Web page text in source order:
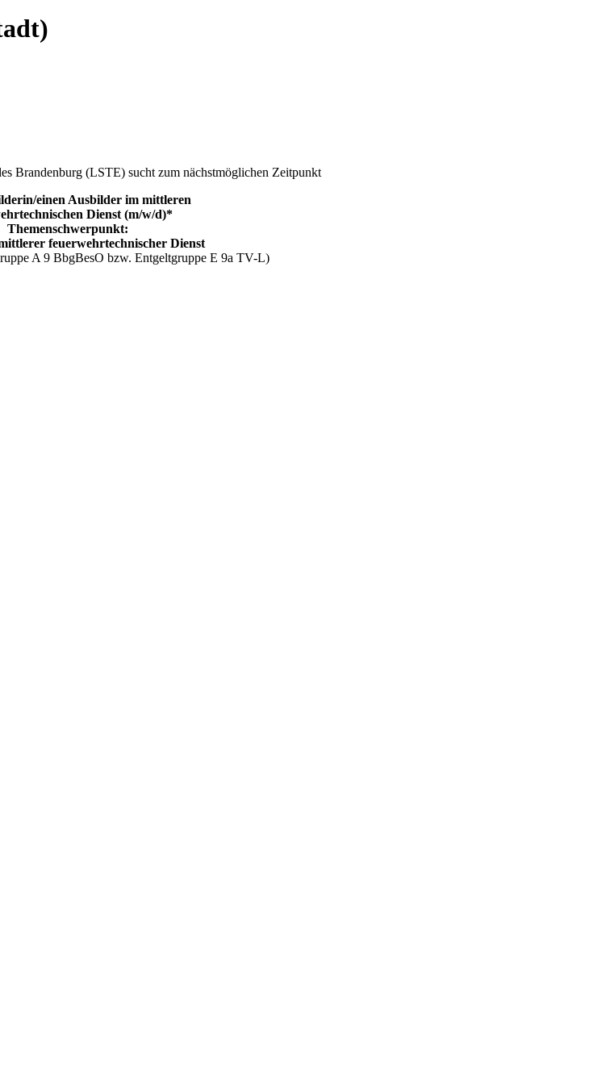
Brandenburg (LSTE) sucht zum nächstmöglichen Zeitpunkt
einen Ausbilder im mittleren
Dienst (m/w/d)*
Themenschwerpunkt:
feuerwehrtechnischer Dienst
A 9 BbgBesO bzw. Entgeltgruppe E 9a TV-L)